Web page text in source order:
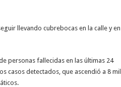
llevando cubrebocas en la calle y en
personas fallecidas en las últimas 24
casos detectados, que ascendió a 8 mil